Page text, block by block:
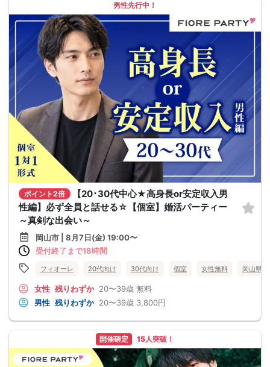
男性先行中！
ポイント2倍
【20･30代中心★高身長or安定収入男
性編】必ず全員と話せる☆【個室】婚活パーティー
～真剣な出会い～
岡山市 | 8月7日(金) 19:00〜
受付終了まで18時間
フィオーレ 20代向け 30代向け 個室 女性無料 岡山県
女性 残りわずか 20〜39歳 無料
男性 残りわずか 20〜39歳 3,800円
開催確定 15人突破！